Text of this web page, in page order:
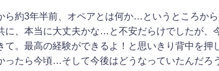
ら約3年半前、オペアとは何か…というところか
に、本当に大丈夫かな…と不安だらけでしたが、
て。最高の経験ができるよ！と思いきり背中を
ったら今頃…そして今後はどうなっていたんだろ